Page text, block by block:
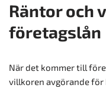
Räntor och
företagslån
När det kommer till
villkoren avgörande